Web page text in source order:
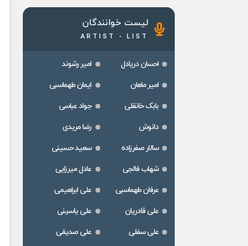
لیست خوانندگان
ARTIST - LIST
احسان دریادل
امیر رشوند
امیر ماهان
ایمان طهماسبی
بابک خانقلی
جواد عباسی
دانوش
رضا مریدی
سالار صفرزاده
سعید حسینی
شهاب فالجی
عادل میرزایی
عرفان طهماسبی
علی ابراهیمی
علی قادریان
علی یاسینی
علی سفلی
علی صدیقی